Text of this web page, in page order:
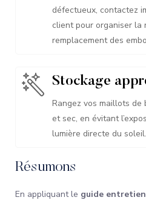
défectueux, contactez
client pour organiser la
remplacement des
Stockage
Rangez vos maillots
et sec, en évitant
lumière directe du soleil.
Résumons
En appliquant le guide entretien